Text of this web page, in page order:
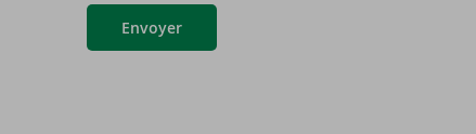
Envoyer